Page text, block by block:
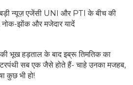
न्यूज़ एजेंसी UNI और PTI के बीच की
नोक-झोंक और मजेदार यादें
भूख हड़ताल के बाद इब्रू तिमतिक का
सब एक जैसे होते हैं- चाहे उनका मजहब,
कुछ भी हो!